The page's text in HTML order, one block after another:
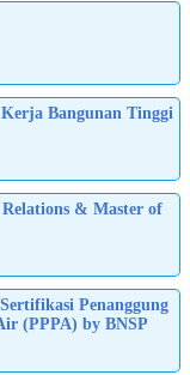
Bangunan Tinggi
& Master of
Penanggung
(PPPA) by BNSP